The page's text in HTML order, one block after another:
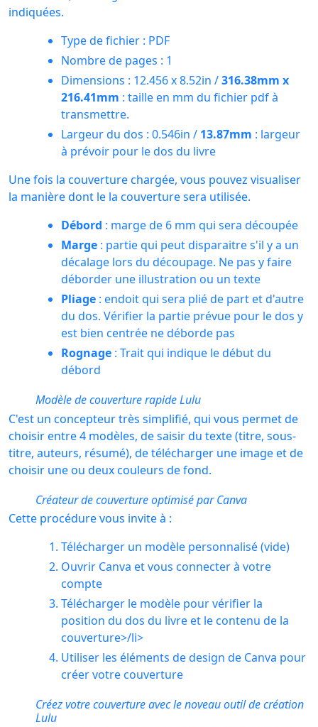
indiquées.
Type de fichier : PDF
Nombre de pages : 1
Dimensions : 12.456 x 8.52in /316.38mm x
216.41mm : taille en mm du fichier pdf à
transmettre.
Largeur du dos : 0.546in / 13.87mm : largeur
à prévoir pour le dos du livre
Une fois la couverture chargée, vous pouvez visualiser
la manière dont le la couverture sera utilisée.
Débord : marge de 6 mm qui sera découpée
Marge : partie qui peut disparaitre s'il y a un
décalage lors du découpage. Ne pas y faire
déborder une illustration ou un texte
Pliage : endoit qui sera plié de part et d'autre
du dos. Vérifier la partie prévue pour le dos y
est bien centrée ne déborde pas
Rognage : Trait qui indique le début du
débord
Modèle de couverture rapide Lulu
C'est un concepteur très simplifié, qui vous permet de
choisir entre 4 modèles, de saisir du texte (titre, sous-
titre, auteurs, résumé), de télécharger une image et de
choisir une ou deux couleurs de fond.
Créateur de couverture optimisé par Canva
Cette procédure vous invite à :
Télécharger un modèle personnalisé (vide)
Ouvrir Canva et vous connecter à votre
compte
Télécharger le modèle pour vérifier la
position du dos du livre et le contenu de la
couverture>/li>
Utiliser les éléments de design de Canva pour
créer votre couverture
Créez votre couverture avec le noveau outil de création
Lulu